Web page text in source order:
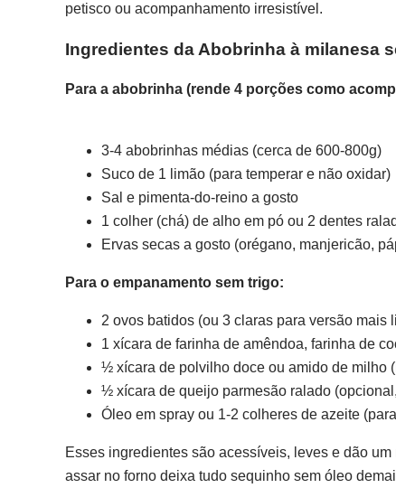
petisco ou acompanhamento irresistível.
Ingredientes da Abobrinha à milanesa
Para a abobrinha (rende 4 porções como
3-4 abobrinhas médias (cerca de 600-800g)
Suco de 1 limão (para temperar e não oxidar)
Sal e pimenta-do-reino a gosto
1 colher (chá) de alho em pó ou 2 dentes
Ervas secas a gosto (orégano, manjericão,
Para o empanamento sem trigo:
2 ovos batidos (ou 3 claras para versão mais
1 xícara de farinha de amêndoa, farinha de
½ xícara de polvilho doce ou amido de milho
½ xícara de queijo parmesão ralado
Óleo em spray ou 1-2 colheres de azeite
Esses ingredientes são acessíveis, leves e dão
assar no forno deixa tudo sequinho sem óleo